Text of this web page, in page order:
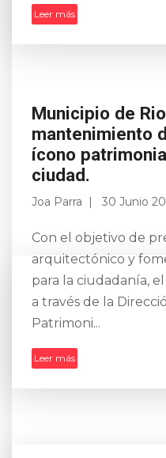
Leer más
Municipio de
mantenimiento
ícono
ciudad.
Joa Parra 30 Junio
Con el objetivo de
arquitectónico y
para la ciudadanía,
a través de la
Patrimoni...
Leer más